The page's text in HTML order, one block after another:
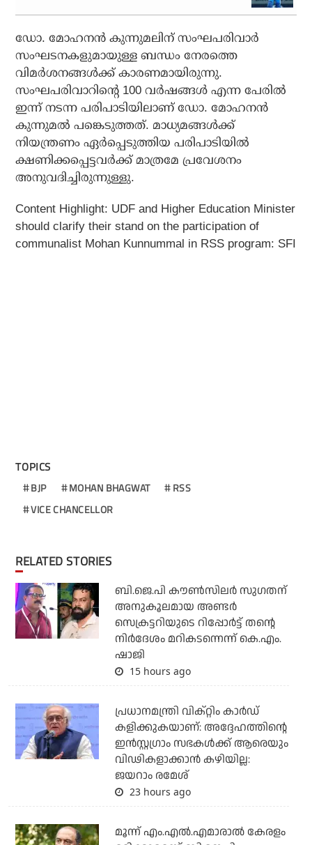
ഡോ. മോഹനന്‍ കുന്നുമലിന് സംഘപരിവാര്‍
സംഘടനകളുമായുള്ള ബന്ധം നേരത്തെ
വിമര്‍ശനങ്ങള്‍ക്ക് കാരണമായിരുന്നു.
സംഘപരിവാറിന്റെ 100 വര്‍ഷങ്ങള്‍ എന്ന പേരില്‍
ഇന്ന് നടന്ന പരിപാടിയിലാണ് ഡോ. മോഹനന്‍
കുന്നുമല്‍ പങ്കെടുത്തത്. മാധ്യമങ്ങള്‍ക്ക്
നിയന്ത്രണം ഏര്‍പ്പെടുത്തിയ പരിപാടിയില്‍
ക്ഷണിക്കപ്പെട്ടവര്‍ക്ക് മാത്രമേ പ്രവേശനം
അനുവദിച്ചിരുന്നുള്ളു.
Content Highlight: UDF and Higher Education Minister
should clarify their stand on the participation of
communalist Mohan Kunnummal in RSS program: SFI
TOPICS
BJP MOHAN BHAGWAT
RSS
VICE CHANCELLOR
RELATED STORIES
ബി.ജെ.പി കൗണ്‍സിലര്‍ സുഗതന്
അനുകൂലമായ അണ്ടര്‍
സെക്രട്ടറിയുടെ റിപ്പോര്‍ട്ട് തന്റെ
നിര്‍ദേശം മറികടന്നെന്ന് കെ.എം.
ഷാജി
15 hours ago
പ്രധാനമന്ത്രി വിക്റ്റിം കാര്‍ഡ്
കളിക്കുകയാണ്: അദ്ദേഹത്തിന്റെ
ഇന്‍സ്റ്റഗ്രാം സഭകള്‍ക്ക് ആരെയും
വിഢികളാക്കാന്‍ കഴിയില്ല:
ജയറാം രമേശ്
23 hours ago
മൂന്ന് എം.എല്‍.എമാരാല്‍ കേരളം